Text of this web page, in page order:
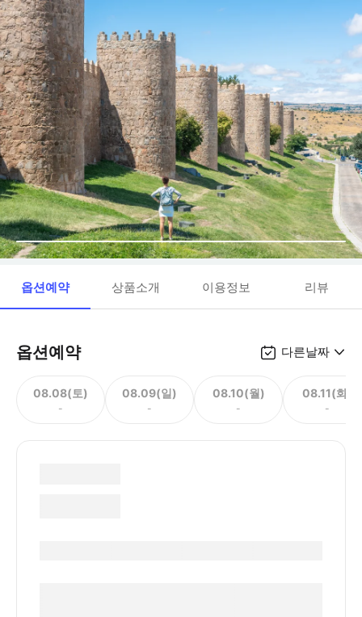
옵션예약 상품소개 이용정보 리뷰
옵션예약 다른날짜
08.08(토)
-
08.09(일)
-
08.10(월)
-
08.11(화)
-